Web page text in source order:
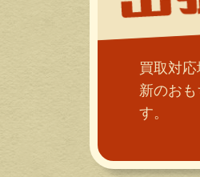
買取対
新のお
す。